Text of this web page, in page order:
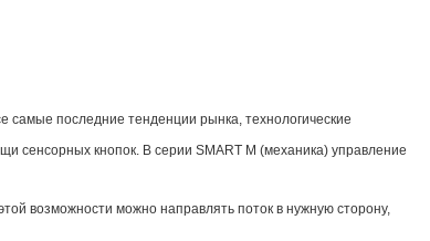
самые последние тенденции рынка, технологические
сенсорных кнопок. В серии SMART M (механика) управление
возможности можно направлять поток в нужную сторону,